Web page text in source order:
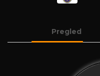
Pregled